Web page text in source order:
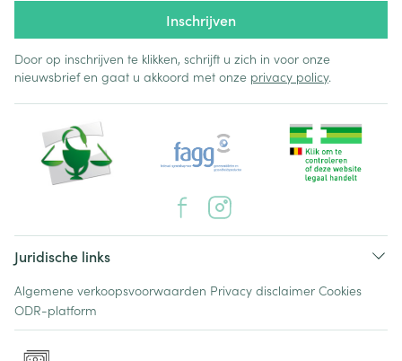
Inschrijven
Door op inschrijven te klikken, schrijft u zich in voor onze
nieuwsbrief en gaat u akkoord met onze privacy policy.
Juridische links
Algemene verkoopsvoorwaarden Privacy disclaimer Cookies
ODR-platform